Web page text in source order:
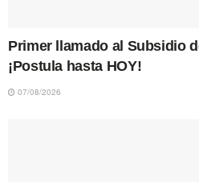
Primer llamado al Subsidio
¡Postula hasta HOY!
07/08/2026